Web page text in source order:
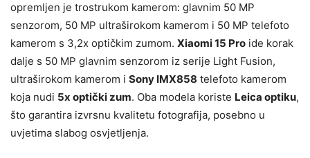
opremljen je trostrukom kamerom: glavnim 50 MP
senzorom, 50 MP ultraširokom kamerom i 50 MP telefoto
kamerom s 3,2x optičkim zumom. Xiaomi 15 Pro ide korak
dalje s 50 MP glavnim senzorom iz serije Light Fusion,
ultraširokom kamerom i Sony IMX858 telefoto kamerom
koja nudi 5x optički zum. Oba modela koriste Leica optiku,
što garantira izvrsnu kvalitetu fotografija, posebno u
uvjetima slabog osvjetljenja.